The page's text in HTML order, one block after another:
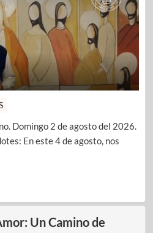
Domingo 2 de agosto del 2026.
En este 4 de agosto, nos
Un Camino de